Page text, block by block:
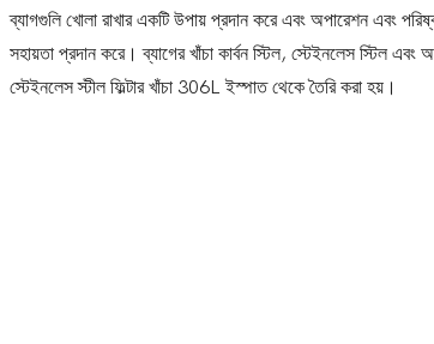
ব্যাগগুলি খোলা রাখার একটি উপায় প্রদান করে এবং অপারেশন এবং
সহায়তা প্রদান করে। ব্যাগের খাঁচা কার্বন স্টিল, স্টেইনলেস স্টিল
স্টেইনলেস স্টীল ফিল্টার খাঁচা 306L ইস্পাত থেকে তৈরি করা হয়।